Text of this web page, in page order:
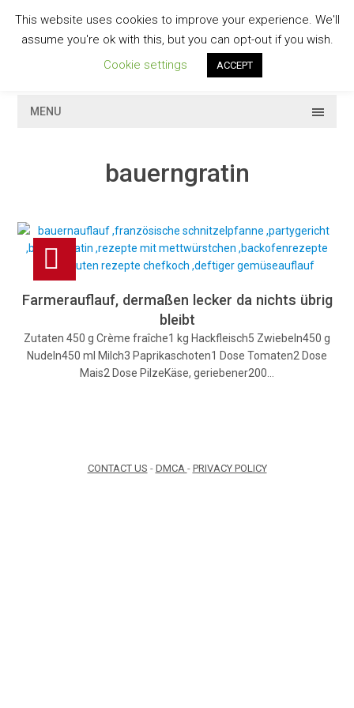
contentGESCHMACKVOLL
MENU
bauerngratin
Farmerauflauf, dermaßen lecker da nichts übrig
bleibt
Zutaten 450 g Crème fraîche1 kg Hackfleisch5 Zwiebeln450 g
Nudeln450 ml Milch3 Paprikaschoten1 Dose Tomaten2 Dose
Mais2 Dose PilzeKäse, geriebener200…
CONTACT US - DMCA - PRIVACY POLICY
This website uses cookies to improve your experience. We'll
assume you're ok with this, but you can opt-out if you wish.
Cookie settings
ACCEPT